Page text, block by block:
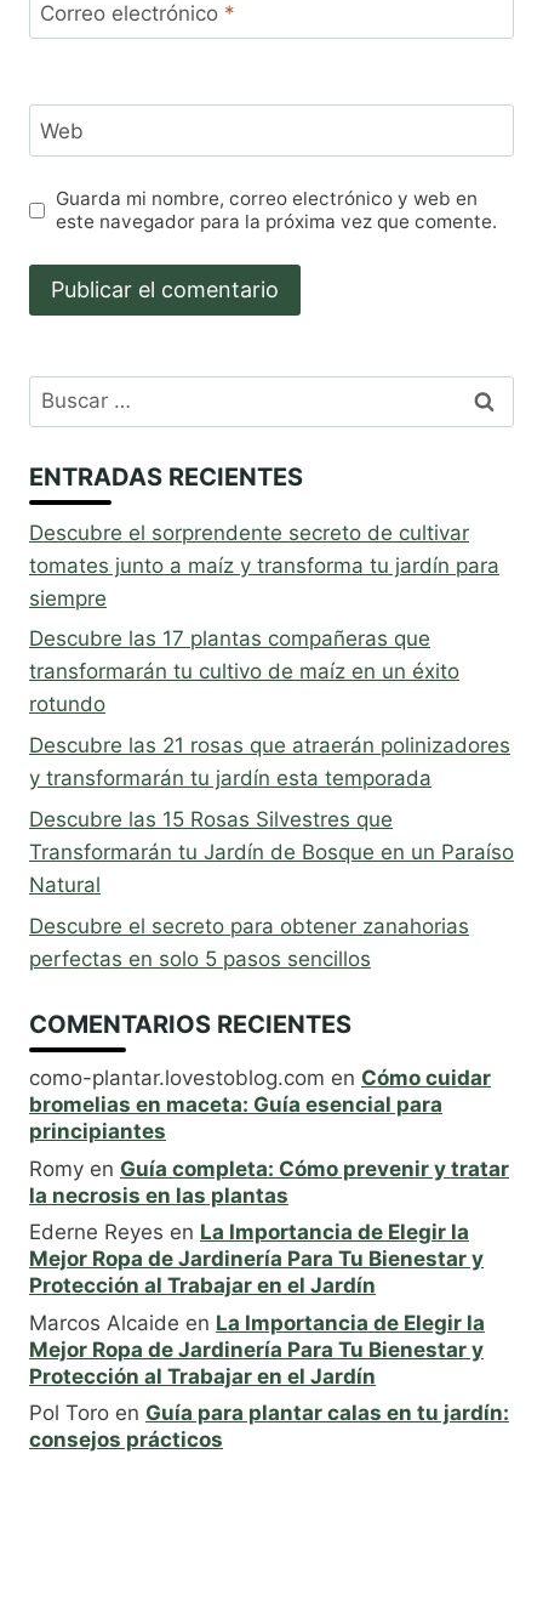
Correo electrónico *
Web
Guarda mi nombre, correo electrónico y web en
este navegador para la próxima vez que comente.
Buscar:
ENTRADAS RECIENTES
Descubre el sorprendente secreto de cultivar
tomates junto a maíz y transforma tu jardín para
siempre
Descubre las 17 plantas compañeras que
transformarán tu cultivo de maíz en un éxito
rotundo
Descubre las 21 rosas que atraerán polinizadores
y transformarán tu jardín esta temporada
Descubre las 15 Rosas Silvestres que
Transformarán tu Jardín de Bosque en un Paraíso
Natural
Descubre el secreto para obtener zanahorias
perfectas en solo 5 pasos sencillos
COMENTARIOS RECIENTES
como-plantar.lovestoblog.com en Cómo cuidar
bromelias en maceta: Guía esencial para
principiantes
Romy en Guía completa: Cómo prevenir y tratar
la necrosis en las plantas
Ederne Reyes en La Importancia de Elegir la
Mejor Ropa de Jardinería Para Tu Bienestar y
Protección al Trabajar en el Jardín
Marcos Alcaide en La Importancia de Elegir la
Mejor Ropa de Jardinería Para Tu Bienestar y
Protección al Trabajar en el Jardín
Pol Toro en Guía para plantar calas en tu jardín:
consejos prácticos